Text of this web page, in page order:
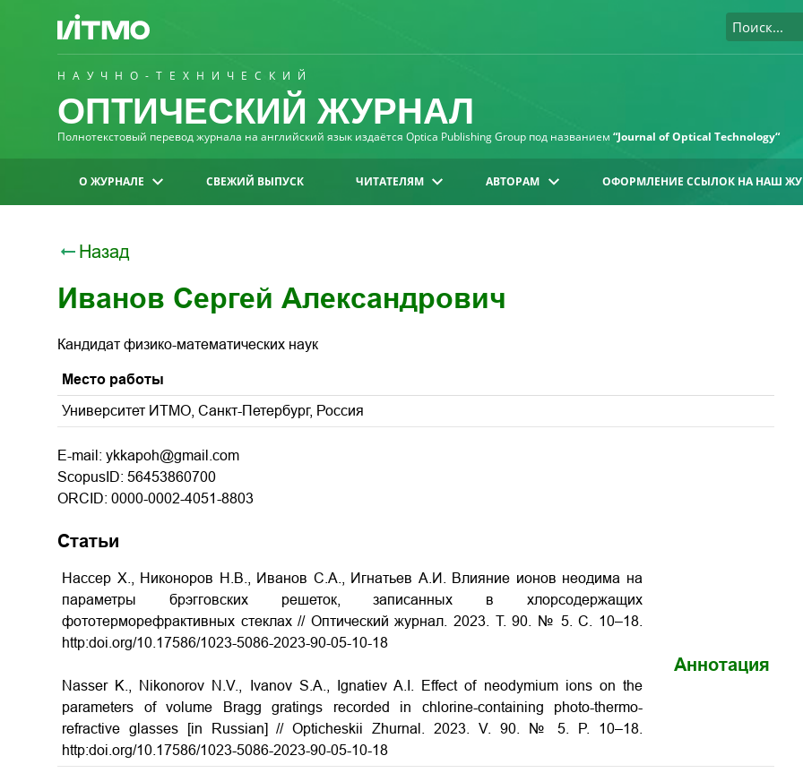
НАУЧНО-ТЕХНИЧЕСКИЙ
ОПТИЧЕСКИЙ ЖУРНАЛ
Полнотекстовый перевод журнала на английский язык издаётся Optica Publishing Group под названием “Journal of Optical Technology“
О ЖУРНАЛЕ СВЕЖИЙ ВЫПУСК ЧИТАТЕЛЯМ АВТОРАМ ОФОРМЛЕНИЕ ССЫЛОК НА НАШ
Назад
Иванов Сергей Александрович
Кандидат физико-математических наук
Место работы
Университет ИТМО, Санкт-Петербург, Россия
E-mail: ykkapoh@gmail.com
ScopusID: 56453860700
ORCID: 0000-0002-4051-8803
Статьи
Нассер Х., Никоноров Н.В., Иванов С.А., Игнатьев А.И. Влияние ионов неодима на
параметры брэгговских решеток, записанных в хлорсодержащих
фототерморефрактивных стеклах // Оптический журнал. 2023. Т. 90. № 5. С. 10–18.
http:doi.org/10.17586/1023-5086-2023-90-05-10-18
Nasser K., Nikonorov N.V., Ivanov S.A., Ignatiev A.I. Effect of neodymium ions on the
parameters of volume Bragg gratings recorded in chlorine-containing photo-thermo-
refractive glasses [in Russian] // Opticheskii Zhurnal. 2023. V. 90. № 5. P. 10–18.
http:doi.org/10.17586/1023-5086-2023-90-05-10-18
Аннотация